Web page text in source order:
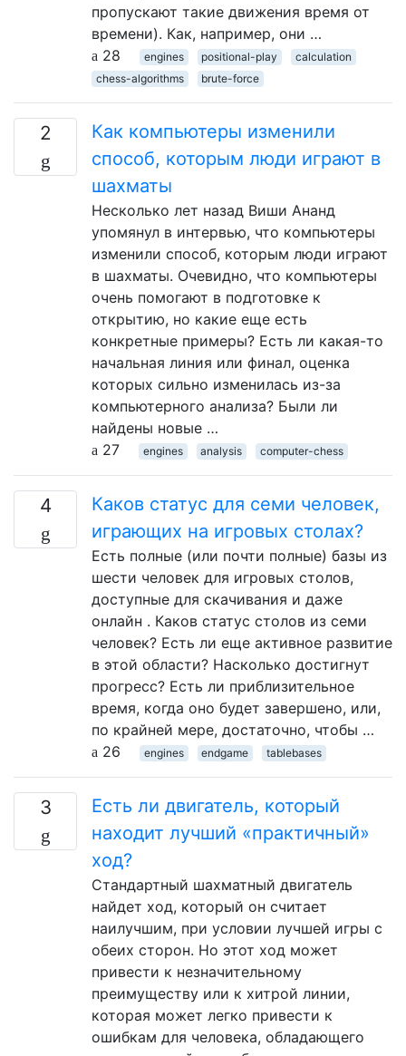
пропускают такие движения время от
времени). Как, например, они …
28
engines positional-play
calculation
chess-algorithms
brute-force
2
Как компьютеры изменили
способ, которым люди играют в
шахматы
Несколько лет назад Виши Ананд
упомянул в интервью, что компьютеры
изменили способ, которым люди играют
в шахматы. Очевидно, что компьютеры
очень помогают в подготовке к
открытию, но какие еще есть
конкретные примеры? Есть ли какая-то
начальная линия или финал, оценка
которых сильно изменилась из-за
компьютерного анализа? Были ли
найдены новые …
27
engines analysis computer-chess
4
Каков статус для семи человек,
играющих на игровых столах?
Есть полные (или почти полные) базы из
шести человек для игровых столов,
доступные для скачивания и даже
онлайн . Каков статус столов из семи
человек? Есть ли еще активное развитие
в этой области? Насколько достигнут
прогресс? Есть ли приблизительное
время, когда оно будет завершено, или,
по крайней мере, достаточно, чтобы …
26
engines endgame tablebases
3
Есть ли двигатель, который
находит лучший «практичный»
ход?
Стандартный шахматный двигатель
найдет ход, который он считает
наилучшим, при условии лучшей игры с
обеих сторон. Но этот ход может
привести к незначительному
преимуществу или к хитрой линии,
которая может легко привести к
ошибкам для человека, обладающего